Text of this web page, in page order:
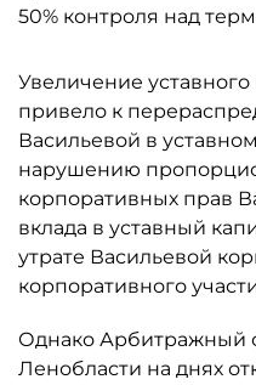
50% контроля над
Увеличение
привело к
Васильевой в
нарушению
корпоративных прав
вклада в уставный
утрате Васильевой
корпоративного
Однако Арбитражный
Ленобласти на днях